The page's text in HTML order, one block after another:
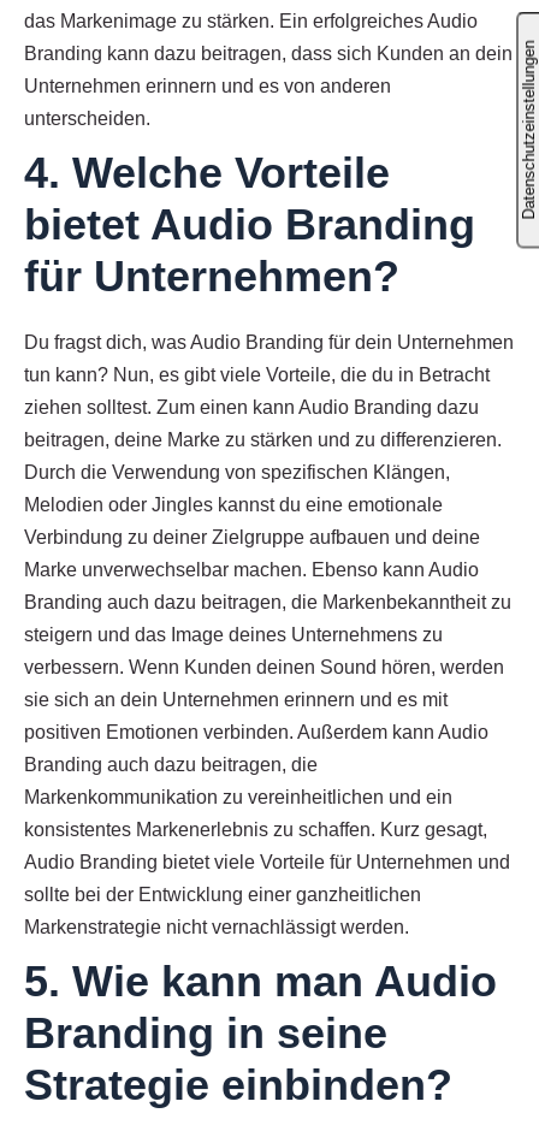
das Markenimage zu stärken. Ein erfolgreiches Audio
Branding kann dazu beitragen, dass sich Kunden an dein
Unternehmen erinnern und es von anderen
unterscheiden.
4. Welche Vorteile
bietet Audio Branding
für Unternehmen?
Du fragst dich, was Audio Branding für dein Unternehmen
tun kann? Nun, es gibt viele Vorteile, die du in Betracht
ziehen solltest. Zum einen kann Audio Branding dazu
beitragen, deine Marke zu stärken und zu differenzieren.
Durch die Verwendung von spezifischen Klängen,
Melodien oder Jingles kannst du eine emotionale
Verbindung zu deiner Zielgruppe aufbauen und deine
Marke unverwechselbar machen. Ebenso kann Audio
Branding auch dazu beitragen, die Markenbekanntheit zu
steigern und das Image deines Unternehmens zu
verbessern. Wenn Kunden deinen Sound hören, werden
sie sich an dein Unternehmen erinnern und es mit
positiven Emotionen verbinden. Außerdem kann Audio
Branding auch dazu beitragen, die
Markenkommunikation zu vereinheitlichen und ein
konsistentes Markenerlebnis zu schaffen. Kurz gesagt,
Audio Branding bietet viele Vorteile für Unternehmen und
sollte bei der Entwicklung einer ganzheitlichen
Markenstrategie nicht vernachlässigt werden.
5. Wie kann man Audio
Branding in seine
Strategie einbinden?